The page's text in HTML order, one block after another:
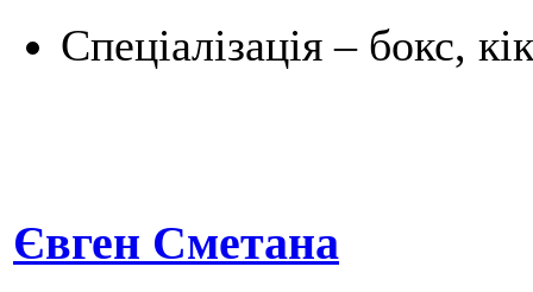
Спеціалізація – бокс,
Євген Сметана